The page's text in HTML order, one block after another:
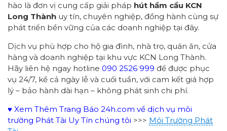
hào là đơn vị cung cấp giải pháp hút hầm cầu KCN
Long Thành uy tín, chuyên nghiệp, đồng hành cùng sự
phát triển bền vững của các doanh nghiệp tại đây.
Dịch vụ phù hợp cho hộ gia đình, nhà trọ, quán ăn, cửa
hàng và doanh nghiệp tại khu vực KCN Long Thành.
Hãy liên hệ ngay hotline 090 2526 999 để được phục
vụ 24/7, kể cả ngày lễ và cuối tuần, với cam kết giá hợp
lý – bảo hành dài hạn – không phát sinh chi phí.
♥ Xem Thêm Trang Báo 24h.com về dịch vụ môi
trường Phát Tài Uy Tín chúng tôi >>> Môi Trường Phát